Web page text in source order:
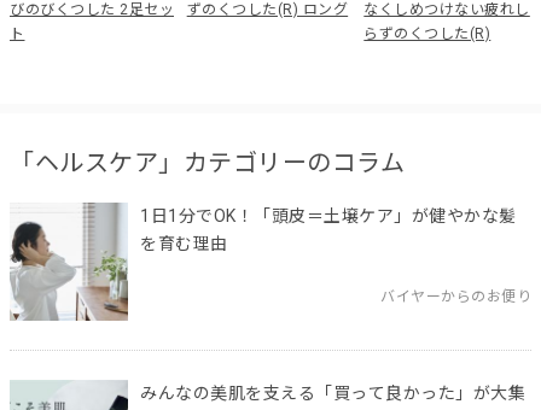
びのびくつした 2足セッ
ト
ずのくつした(R) ロング
なくしめつけない疲れし
らずのくつした(R)
「ヘルスケア」カテゴリーのコラム
1日1分でOK！「頭皮＝土壌ケア」が健やかな髪
を育む理由
バイヤーからのお便り
みんなの美肌を支える「買って良かった」が大集